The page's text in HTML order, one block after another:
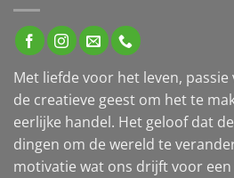
Met liefde voor het leven,
de creatieve geest om het te
eerlijke handel. Het geloof dat
dingen om de wereld te
motivatie wat ons drijft voor